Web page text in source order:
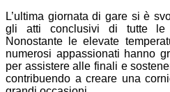
L’ultima giornata di gare si è
gli atti conclusivi di tutte le
Nonostante le elevate
numerosi appassionati hanno
per assistere alle finali e
contribuendo a creare una